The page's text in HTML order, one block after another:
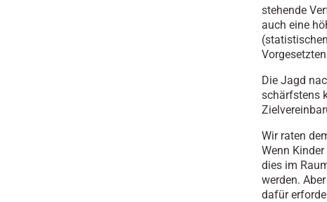
stehende
auch eine
Die Jagd
schärfstens
Wir raten
Wenn
dies im
werden.
dafür